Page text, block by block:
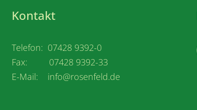
Kontakt
Telefon: 07428 9392-0
Fax: 07428 9392-33
E-Mail: info@rosenfeld.de